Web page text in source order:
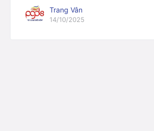
Trang Vân
14/10/2025